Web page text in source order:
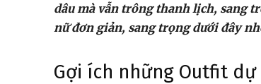
dâu mà vẫn trông thanh lịch, sang
nữ đơn giản, sang trọng dưới đây
Gợi ích những Outfit